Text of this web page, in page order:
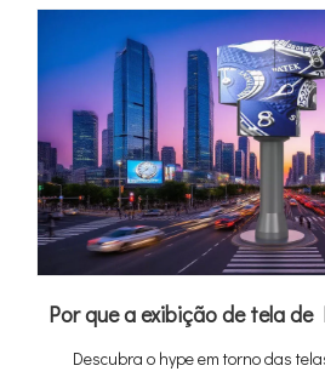
Descubra o hype em torno das